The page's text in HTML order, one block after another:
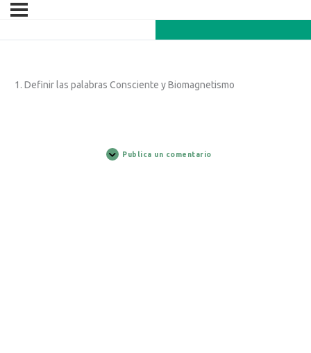
1. Definir las palabras Consciente y Biomagnetismo
Publica un comentario